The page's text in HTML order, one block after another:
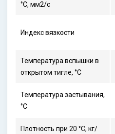
°С, мм2/с
Индекс вязкости
Температура вспышки в
открытом тигле, °С
Температура застывания,
°С
Плотность при 20 °С, кг/